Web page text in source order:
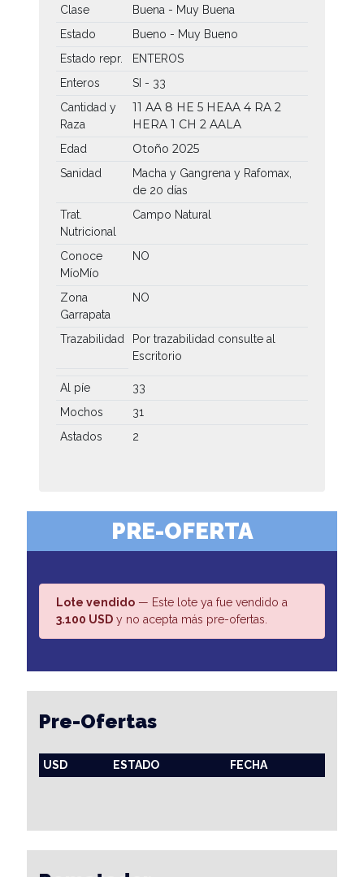
Clase
Buena - Muy Buena
Estado
Bueno - Muy Bueno
Estado repr.
ENTEROS
Enteros
SI - 33
Cantidad y
Raza
11 AA 8 HE 5 HEAA 4 RA 2
HERA 1 CH 2 AALA
Edad Otoño 2025
Sanidad
Macha y Gangrena y Rafomax,
de 20 días
Trat.
Nutricional
Campo Natural
Conoce
MíoMío
NO
Zona
Garrapata
NO
Trazabilidad
Por trazabilidad consulte al
Escritorio
Al píe
33
Mochos
31
Astados
2
PRE-OFERTA
Lote vendido — Este lote ya fue vendido a
3.100 USD y no acepta más pre-ofertas.
Pre-Ofertas
USD ESTADO FECHA